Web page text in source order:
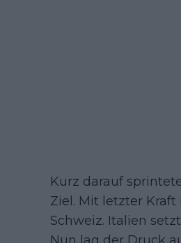
Kurz darauf
Ziel. Mit letzter
Schweiz. Italien